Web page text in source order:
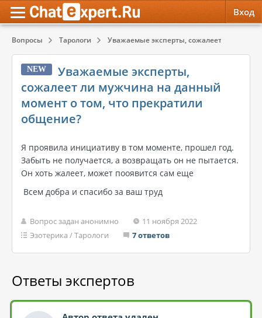
Вход
Вопросы Тарологи Уважаемые эксперты, сожалеет ли
NEW
Уважаемые эксперты,
сожалеет ли мужчина на данный
момент о том, что прекратили
общение?
Я проявила инициативу в том моменте, прошел год.
Забыть не получается, а возвращать он не пытается.
Он хоть жалеет, может пооявится сам еще
Всем добра и спасибо за ваш труд
Вопрос задан анонимно
11 ноября 2022
Эзотерика /Тарологи 7 ответов
Ответы экспертов
Психология
Эзотерика
Красота, Здоровье
Психология
Эзотерика
Красота, Здоровье
Обратная связь
Служба поддержки
Правила сервиса